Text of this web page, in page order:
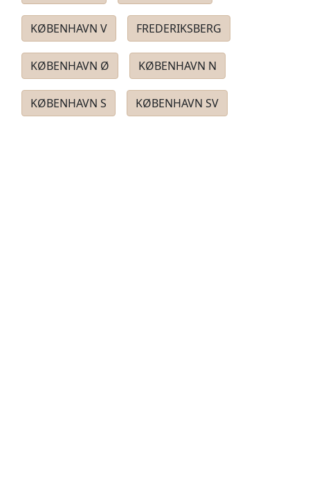
KØBENHAVN V FREDERIKSBERG
KØBENHAVN Ø KØBENHAVN N
KØBENHAVN S KØBENHAVN SV